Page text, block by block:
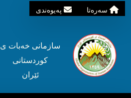
سه‌ره‌تا په‌یوه‌ندی
سازمانی خه‌بات ی
کوردستانی
ئێران